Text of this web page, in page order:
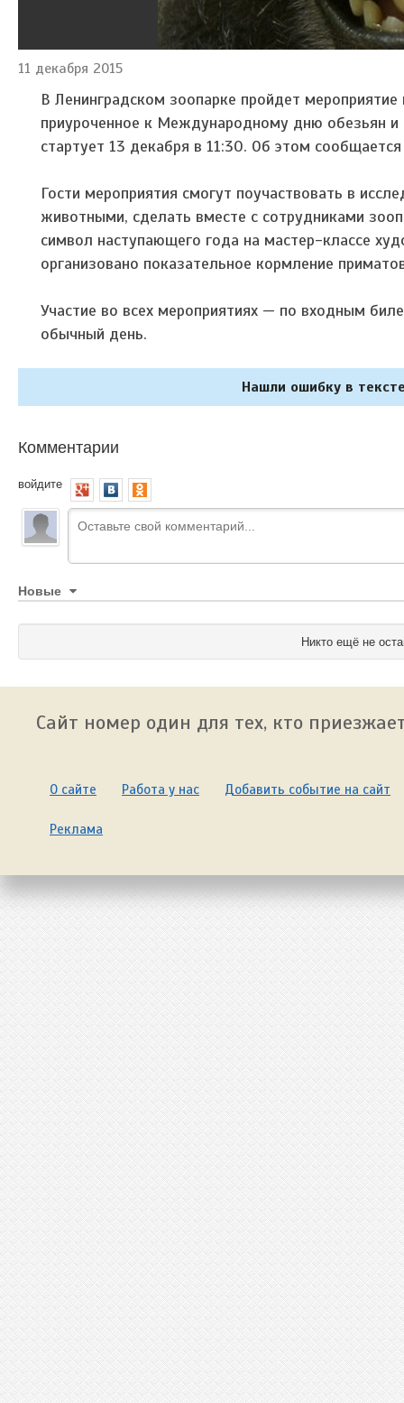
11 декабря 2015
В Ленинградском зоопарке пройдет
приуроченное к Международному дню обезьян
стартует 13 декабря в 11:30. Об этом
Гости мероприятия смогут поучаствовать в
животными, сделать вместе с сотрудниками
символ наступающего года на мастер-классе
организовано показательное кормление
Участие во всех мероприятиях — по входным
обычный день.
Нашли ошибку в
Комментарии
войдите
Новые
Никто ещё не
Сайт номер один для тех, кто
О сайте Работа у нас Добавить событие на сайт
Реклама